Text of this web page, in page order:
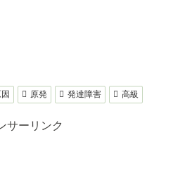
原発 発達障害 高級
サーリンク